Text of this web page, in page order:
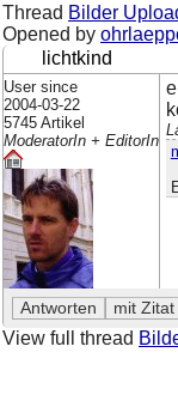
Thread Bilder
Opened by
lichtkind
User since
2004-03-22
5745 Artikel
ModeratorIn + EditorIn
View full thread